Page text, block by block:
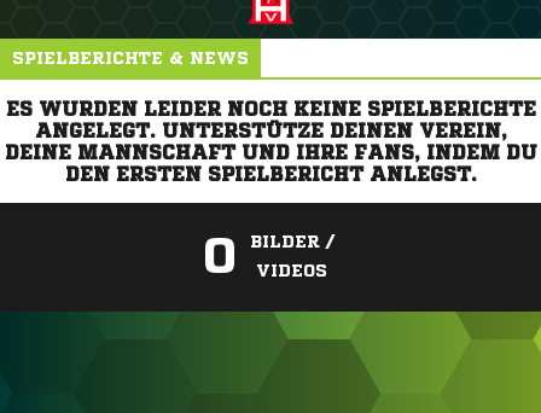
SPIELBERICHTE & NEWS
ES WURDEN LEIDER NOCH KEINE SPIELBERICHTE
ANGELEGT. UNTERSTÜTZE DEINEN VEREIN,
DEINE MANNSCHAFT UND IHRE FANS, INDEM DU
DEN ERSTEN SPIELBERICHT ANLEGST.
0
BILDER /
VIDEOS